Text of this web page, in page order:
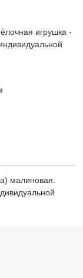
игрушка -
малиновая.